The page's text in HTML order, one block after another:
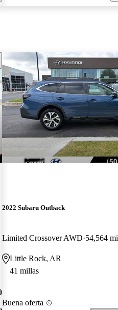
este Aviso
2022 Subaru Outback
Limited Crossover AWD 54,564
Little Rock, AR
41 millas
Buena oferta